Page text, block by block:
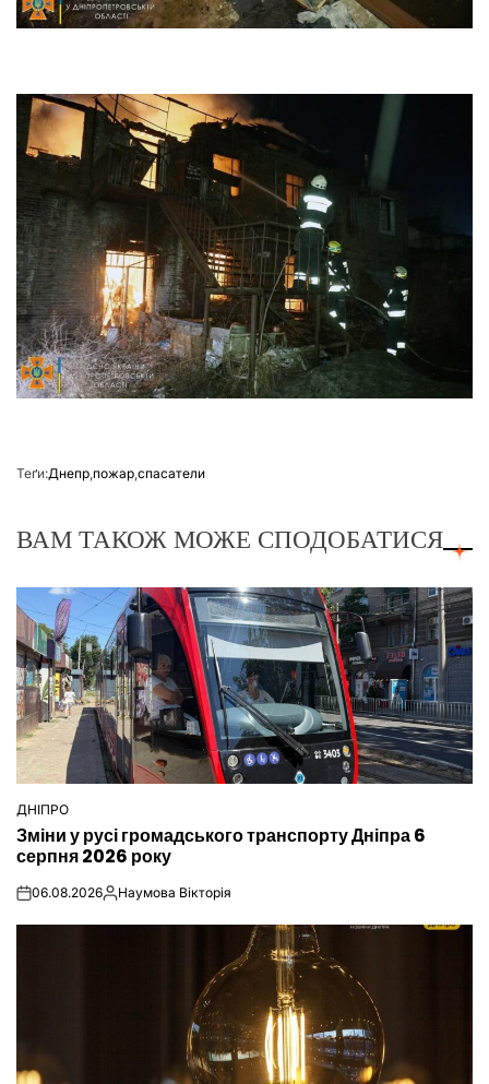
Теґи:Днепр пожар спасатели
ВАМ ТАКОЖ МОЖЕ СПОДОБАТИСЯ
ОПУБЛІКУВАТИ
У
ДНІПРО
Зміни у русі громадського транспорту Дніпра 6
серпня 2026 року
on06.08.2026Опубліковано
Наумова Вікторія